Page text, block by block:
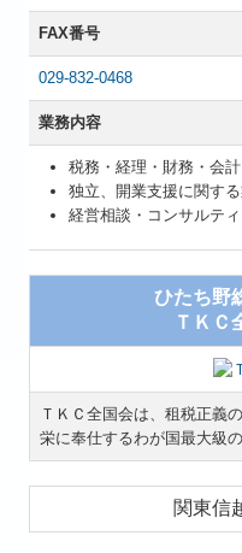
FAX番号
029-832-0468
業務内容
税務・経理・財務・会
独立、開業支援に関す
経営相談・コンサルテ
ひたち野
ＴＫＣ
ＴＫＣ全国会は、租税正義
栄に奉仕するわが国最大級
関東信